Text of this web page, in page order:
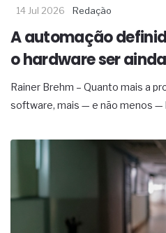
14 Jul 2026 Redação
A automação
o hardware ser
Rainer Brehm – Quanto mais a
software, mais — e não menos —